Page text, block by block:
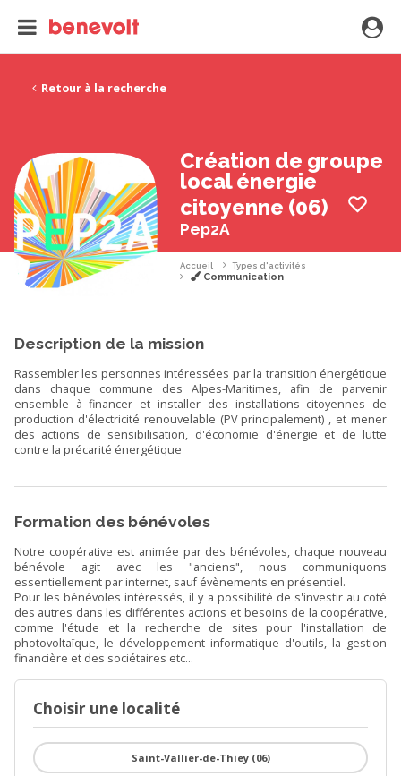
Retour à la recherche
Création de groupe
local énergie
citoyenne (06)
Pep2A
Accueil Types d'activités
Communication
Description de la mission
Rassembler les personnes intéressées par la transition énergétique
dans chaque commune des Alpes-Maritimes, afin de parvenir
ensemble à financer et installer des installations citoyennes de
production d'électricité renouvelable (PV principalement) , et mener
des actions de sensibilisation, d'économie d'énergie et de lutte
contre la précarité énergétique
Formation des bénévoles
Notre coopérative est animée par des bénévoles, chaque nouveau
bénévole agit avec les "anciens", nous communiquons
essentiellement par internet, sauf évènements en présentiel.
Pour les bénévoles intéressés, il y a possibilité de s'investir au coté
des autres dans les différentes actions et besoins de la coopérative,
comme l'étude et la recherche de sites pour l'installation de
photovoltaïque, le développement informatique d'outils, la gestion
financière et des sociétaires etc...
Choisir une localité
Saint-Vallier-de-Thiey (06)